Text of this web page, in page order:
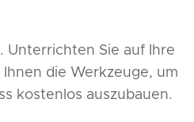
Unterrichten Sie auf Ihre
die Werkzeuge, um
kostenlos auszubauen.